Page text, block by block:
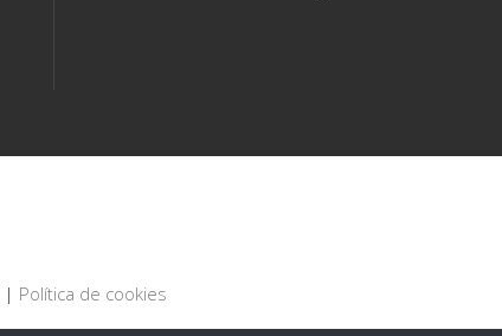
| Política de cookies